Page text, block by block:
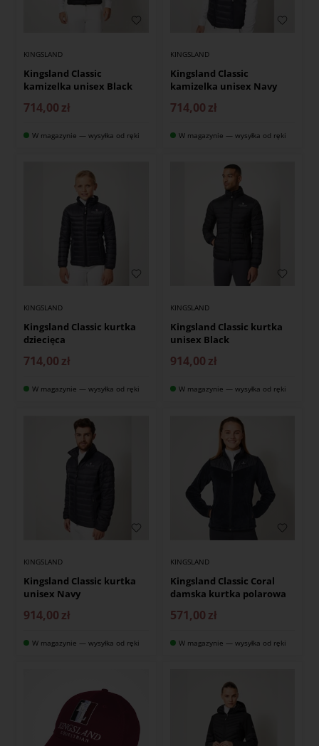
KINGSLAND
Kingsland Classic
kamizelka unisex Black
714,00 zł
W magazynie — wysyłka od ręki
KINGSLAND
Kingsland Classic
kamizelka unisex Navy
714,00 zł
W magazynie — wysyłka od ręki
KINGSLAND
Kingsland Classic kurtka
dziecięca
714,00 zł
W magazynie — wysyłka od ręki
KINGSLAND
Kingsland Classic kurtka
unisex Black
914,00 zł
W magazynie — wysyłka od ręki
KINGSLAND
Kingsland Classic kurtka
unisex Navy
914,00 zł
W magazynie — wysyłka od ręki
KINGSLAND
Kingsland Classic Coral
damska kurtka polarowa
571,00 zł
W magazynie — wysyłka od ręki